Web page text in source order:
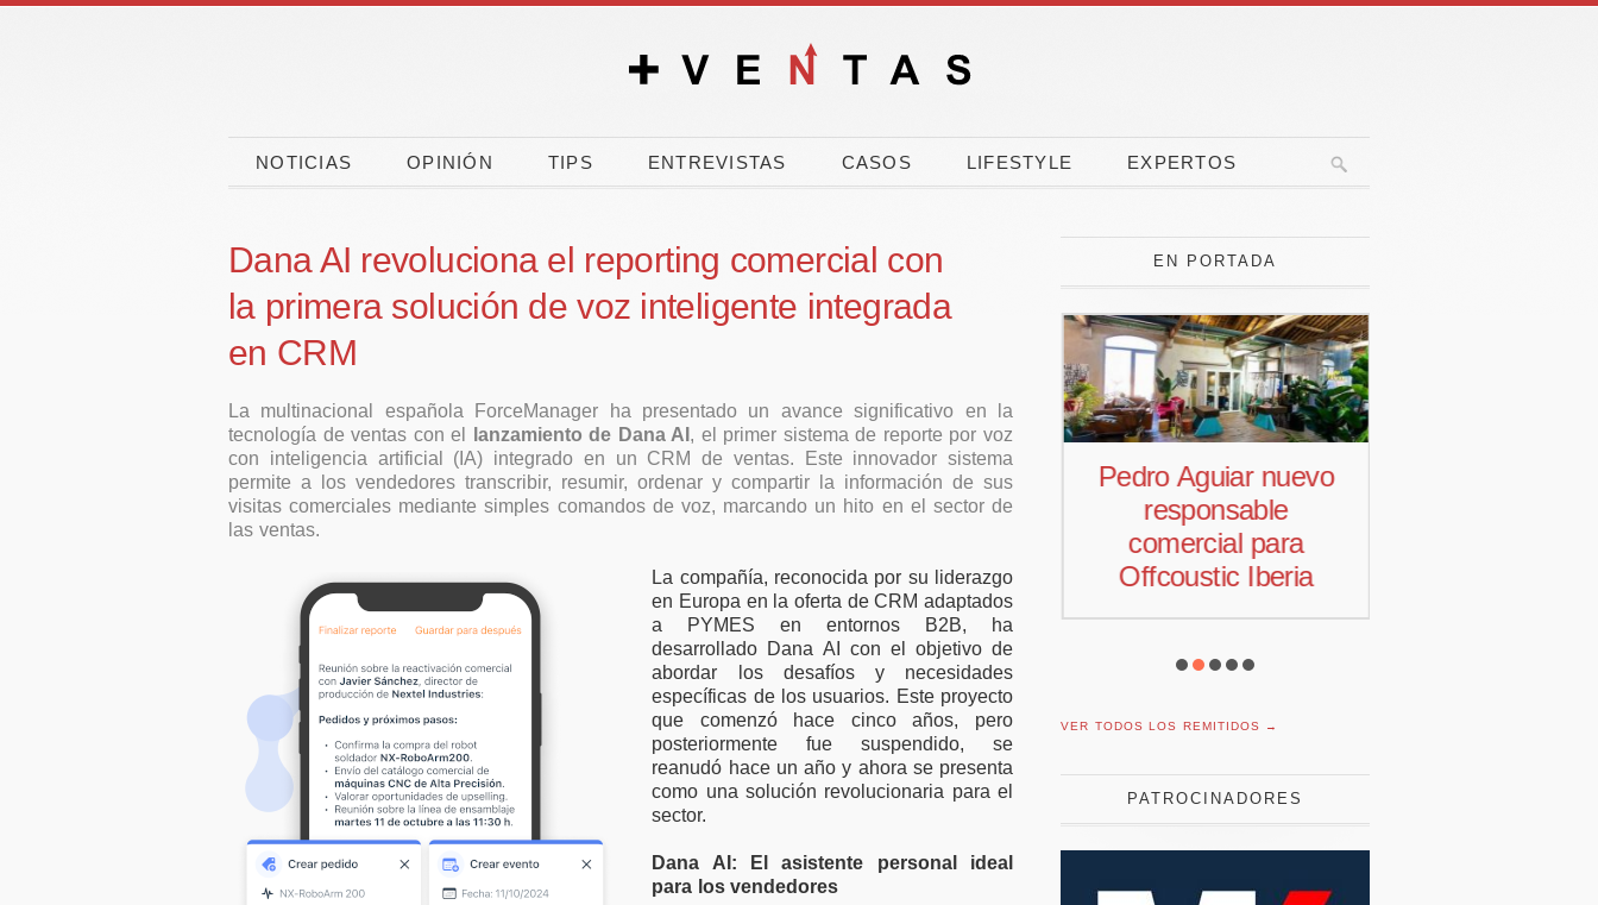
NOTICIAS OPINIÓN TIPS ENTREVISTAS CASOS LIFESTYLE EXPERTOS
Dana AI revoluciona el reporting comercial con
la primera solución de voz inteligente integrada
en CRM
La multinacional española ForceManager ha presentado un avance significativo en la
tecnología de ventas con el
lanzamiento de Dana AI , el primer sistema de reporte por voz
con inteligencia artificial (IA) integrado en un CRM de ventas. Este innovador sistema
permite a los vendedores transcribir, resumir, ordenar y compartir la información de sus
visitas comerciales mediante simples comandos de voz, marcando un hito en el sector de
las ventas.
La compañía, reconocida por su liderazgo
en Europa en la oferta de CRM adaptados
a PYMES en entornos B2B, ha
desarrollado Dana AI con el objetivo de
abordar los desafíos y necesidades
específicas de los usuarios. Este proyecto
que comenzó hace cinco años, pero
posteriormente fue suspendido, se
reanudó hace un año y ahora se presenta
como una solución revolucionaria para el
sector.
Dana AI: El asistente personal ideal
para los vendedores
EN PORTADA
CaixaBank, CEOE y
CEPYME movilizan
50.000 millones en
empresas y pymes
El 90% de los
españoles vota a
teletrabajo
El verano dispara la
carrera por comprar
Pedro Aguiar nuevo
responsable
comercial para
Offcoustic Iberia
VER TODOS LOS REMITIDOS →
PATROCINADORES